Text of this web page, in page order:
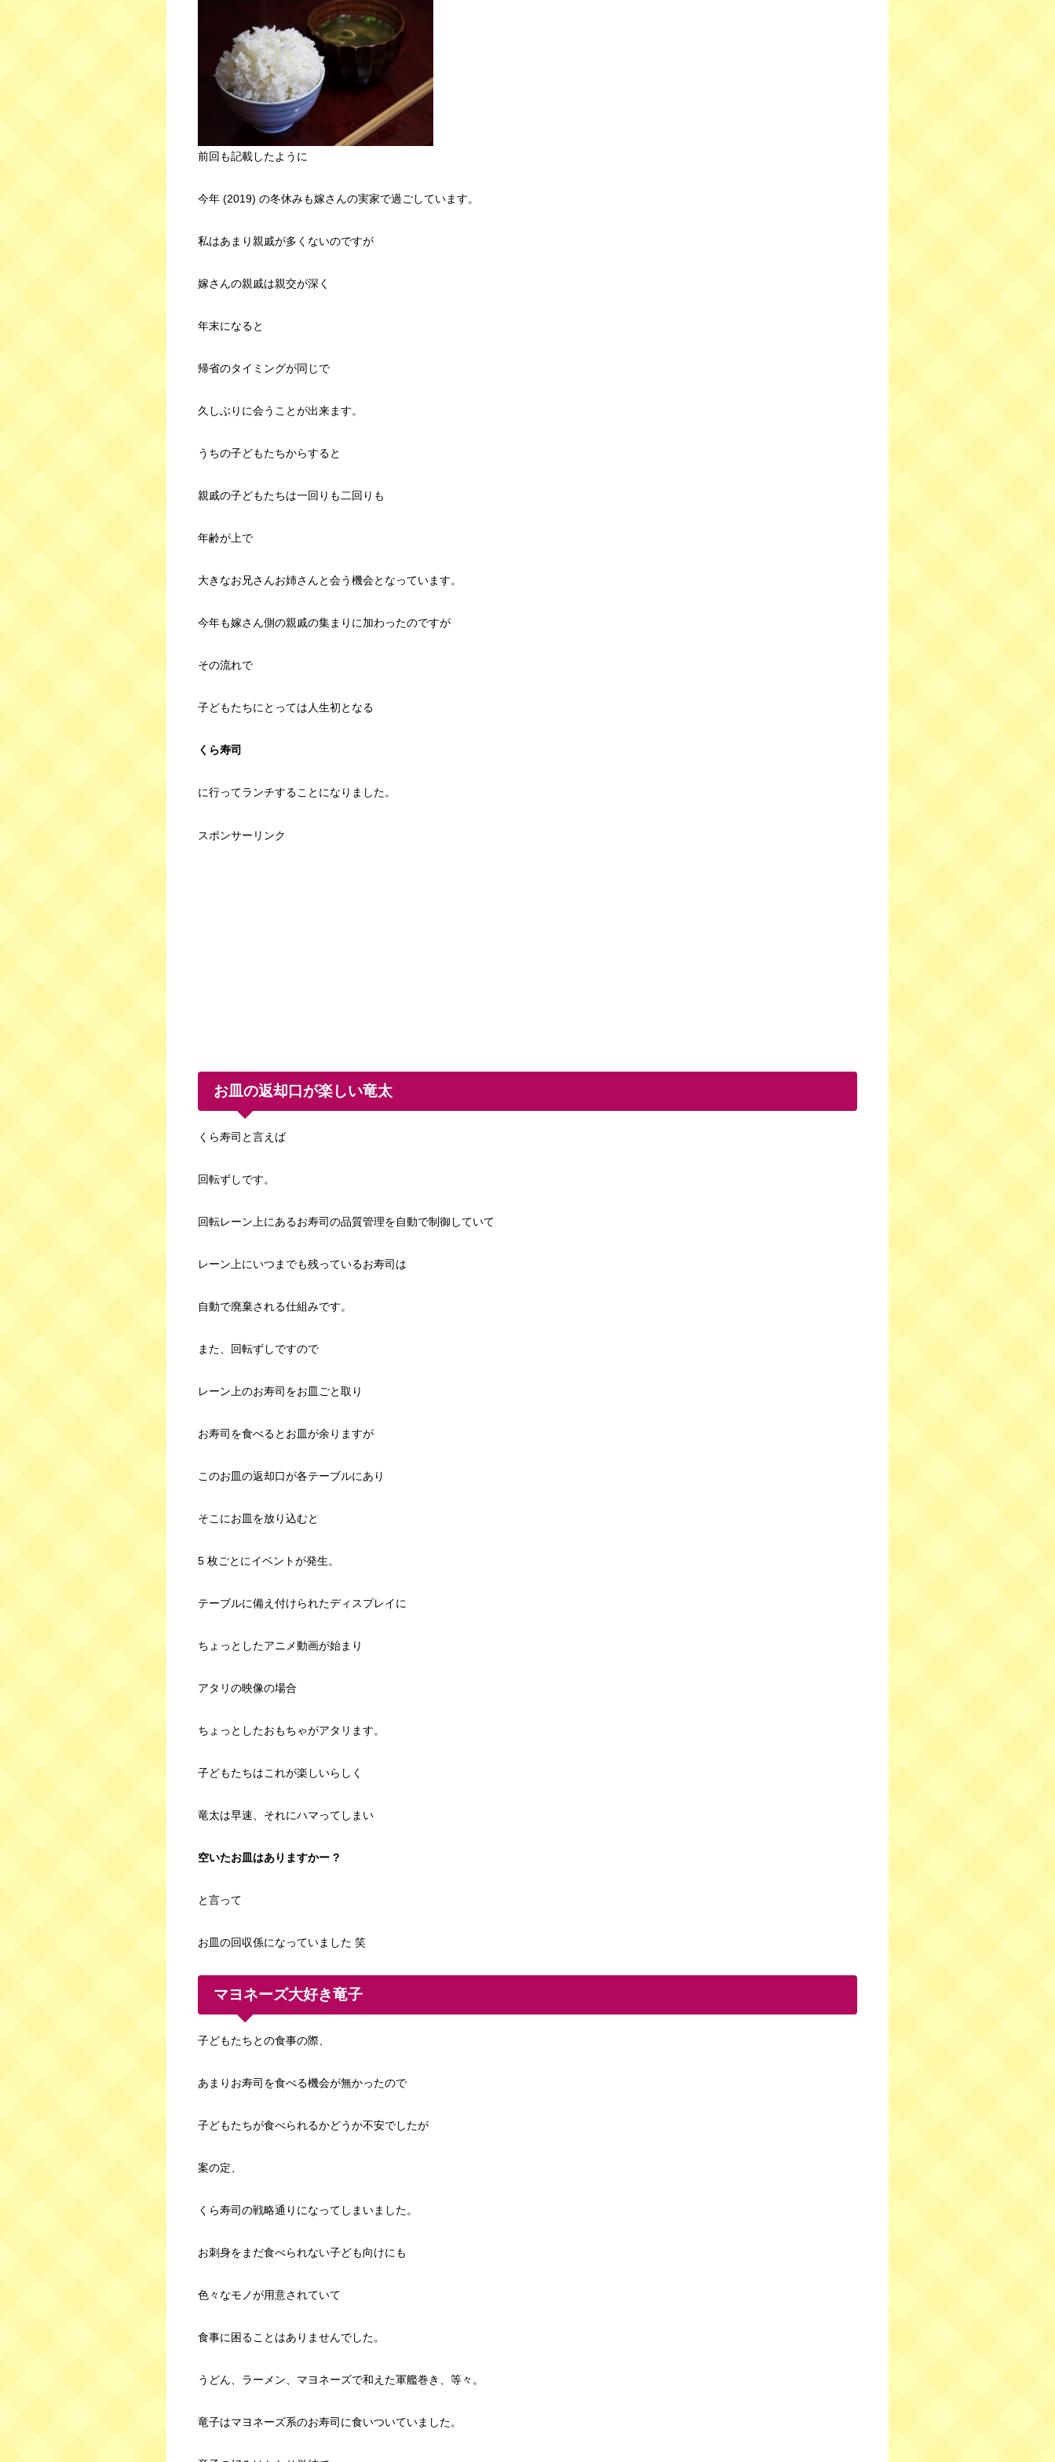
前回も記載したように
今年 (2019) の冬休みも嫁さんの実家で過ごしています。
私はあまり親戚が多くないのですが
嫁さんの親戚は親交が深く
年末になると
帰省のタイミングが同じで
久しぶりに会うことが出来ます。
うちの子どもたちからすると
親戚の子どもたちは一回りも二回りも
年齢が上で
大きなお兄さんお姉さんと会う機会となっています。
今年も嫁さん側の親戚の集まりに加わったのですが
その流れで
子どもたちにとっては人生初となる
くら寿司
に行ってランチすることになりました。
スポンサーリンク
お皿の返却口が楽しい竜太
くら寿司と言えば
回転ずしです。
回転レーン上にあるお寿司の品質管理を自動で制御していて
レーン上にいつまでも残っているお寿司は
自動で廃棄される仕組みです。
また、回転ずしですので
レーン上のお寿司をお皿ごと取り
お寿司を食べるとお皿が余りますが
このお皿の返却口が各テーブルにあり
そこにお皿を放り込むと
5 枚ごとにイベントが発生。
テーブルに備え付けられたディスプレイに
ちょっとしたアニメ動画が始まり
アタリの映像の場合
ちょっとしたおもちゃがアタリます。
子どもたちはこれが楽しいらしく
竜太は早速、それにハマってしまい
空いたお皿はありますかー ?
と言って
お皿の回収係になっていました 笑
マヨネーズ大好き竜子
子どもたちとの食事の際、
あまりお寿司を食べる機会が無かったので
子どもたちが食べられるかどうか不安でしたが
案の定、
くら寿司の戦略通りになってしまいました。
お刺身をまだ食べられない子ども向けにも
色々なモノが用意されていて
食事に困ることはありませんでした。
うどん、ラーメン、マヨネーズで和えた軍艦巻き、等々。
竜子はマヨネーズ系のお寿司に食いついていました。